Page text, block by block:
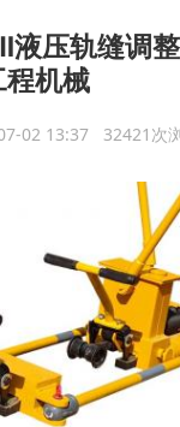
液压轨缝调
机械
02 13:37 32421次